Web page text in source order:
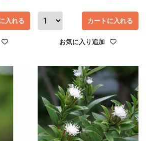
入れる カートに入れる
お気に入り追加